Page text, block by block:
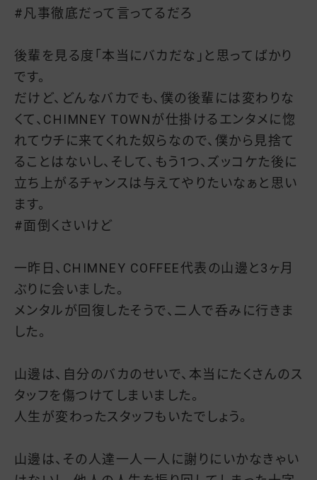
#凡事徹底だって言ってるだろ
後輩を見る度「本当にバカだな」と思ってばかり
です。
だけど、どんなバカでも、僕の後輩には変わりな
くて、CHIMNEY TOWNが仕掛けるエンタメに惚
れてウチに来てくれた奴らなので、僕から見捨て
ることはないし、そして、もう1つ、ズッコケた後に
立ち上がるチャンスは与えてやりたいなぁと思い
ます。
#面倒くさいけど
一昨日、CHIMNEY COFFEE代表の山邊と3ヶ月
ぶりに会いました。
メンタルが回復したそうで、二人で呑みに行きま
した。
山邊は、自分のバカのせいで、本当にたくさんのス
タッフを傷つけてしまいました。
人生が変わったスタッフもいたでしょう。
山邊は、その人達一人一人に謝りにいかなきゃい